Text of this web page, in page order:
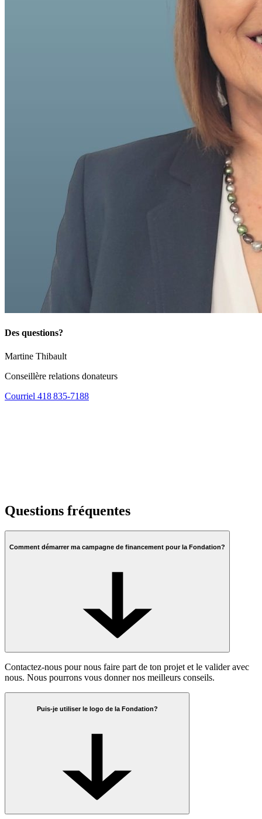
Des questions?
Martine Thibault
Conseillère relations donateurs
Courriel 418 835-7188
Questions fréquentes
Comment démarrer ma campagne de financement pour la Fondation?
Contactez-nous pour nous faire part de ton projet et le valider avec
nous. Nous pourrons vous donner nos meilleurs conseils.
Puis-je utiliser le logo de la Fondation?